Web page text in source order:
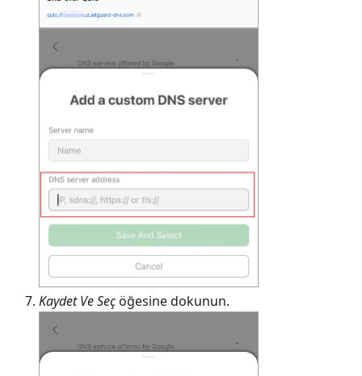
Kaydet Ve Seçöğesine dokunun.